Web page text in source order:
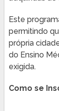
Este
permitindo
própria
do Ensino
exigida.
Como se